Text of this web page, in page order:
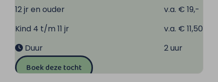
12 jr en ouder
v.a. € 19,-
Kind 4 t/m 11 jr
v.a. € 11,50
Duur
2 uur
Boek deze tocht